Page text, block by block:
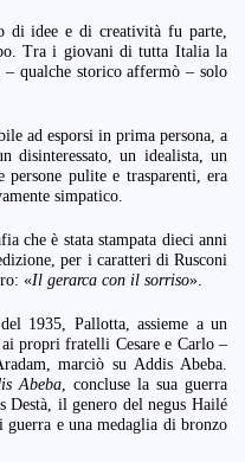
di idee e di creatività fu parte,
Tra i giovani di tutta Italia la
– qualche storico affermò – solo
ad esporsi in prima persona, a
disinteressato, un idealista, un
pulite e trasparenti, era
simpatico.
che è stata stampata dieci anni
per i caratteri di Rusconi
«Il gerarca con il sorriso».
1935, Pallotta, assieme a un
propri fratelli Cesare e Carlo –
marciò su Addis Abeba.
Abeba , concluse la sua guerra
Destà, il genero del negus Hailé
guerra e una medaglia di bronzo